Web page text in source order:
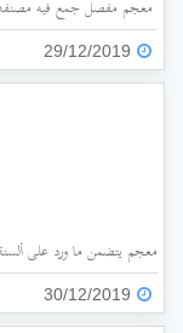
معجم مفصل جمع فيه مصنفه
29/12/2019
معجم يتضمن ما ورد على ألسنة
30/12/2019